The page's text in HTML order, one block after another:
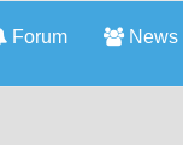
Forum News